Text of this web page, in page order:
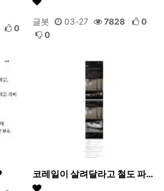
0
글봇 03-27 7828
0
0
코레일이 살려달라고 철도 파…